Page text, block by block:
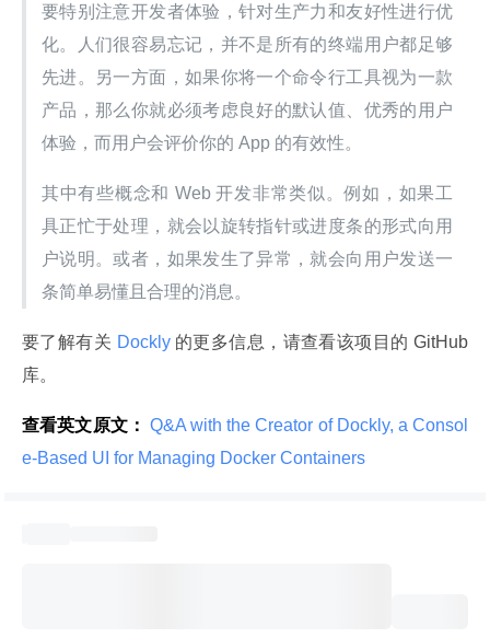
要特别注意开发者体验，针对生产力和友好性进行优
化。人们很容易忘记，并不是所有的终端用户都足够
先进。另一方面，如果你将一个命令行工具视为一款
产品，那么你就必须考虑良好的默认值、优秀的用户
体验，而用户会评价你的 App 的有效性。
其中有些概念和 Web 开发非常类似。例如，如果工
具正忙于处理，就会以旋转指针或进度条的形式向用
户说明。或者，如果发生了异常，就会向用户发送一
条简单易懂且合理的消息。
要了解有关 Dockly 的更多信息，请查看该项目的 GitHub
库。
查看英文原文： Q&A with the Creator of Dockly, a Consol
e-Based UI for Managing Docker Containers